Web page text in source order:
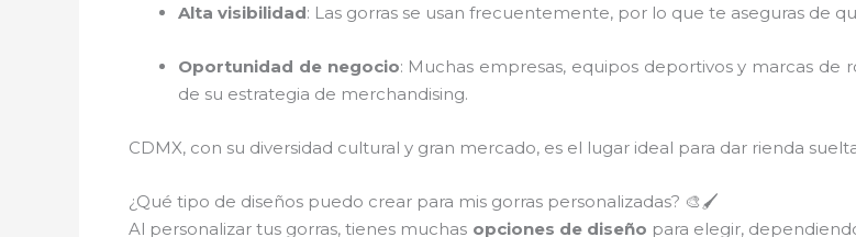
Alta visibilidad: Las gorras se usan frecuentemente, por lo que te aseguras de
Oportunidad de negocio: Muchas empresas, equipos deportivos y marcas
de su estrategia de merchandising.
CDMX, con su diversidad cultural y gran mercado, es el lugar ideal para dar rienda
¿Qué tipo de diseños puedo crear para mis gorras personalizadas? 🎨🖌️
Al personalizar tus gorras, tienes muchas opciones de diseño para elegir,